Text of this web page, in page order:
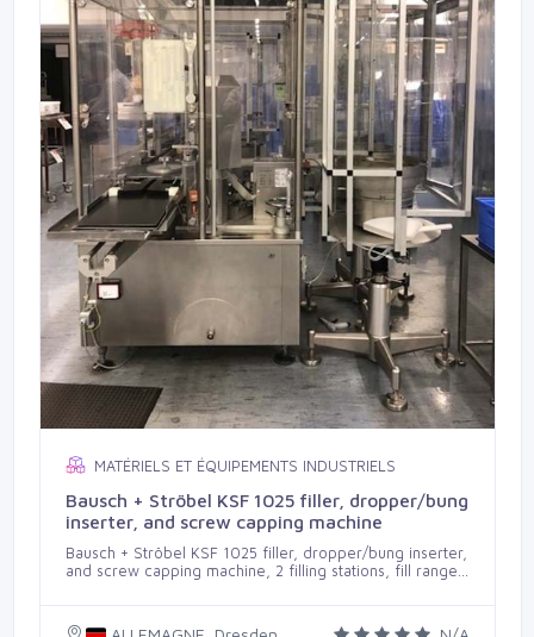
MATÉRIELS ET ÉQUIPEMENTS INDUSTRIELS
Bausch + Ströbel KSF 1025 filler, dropper/bung
inserter, and screw capping machine
Bausch + Ströbel KSF 1025 filler, dropper/bung inserter,
and screw capping machine, 2 filling stations, fill range
screw caps, fitted with 24 pocket start wheels, suitable